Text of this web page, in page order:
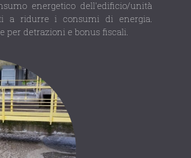
energetico dell'edificio/unità
a ridurre i consumi di energia.
per detrazioni e bonus fiscali.